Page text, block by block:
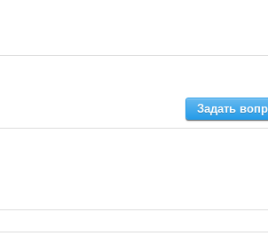
Задать